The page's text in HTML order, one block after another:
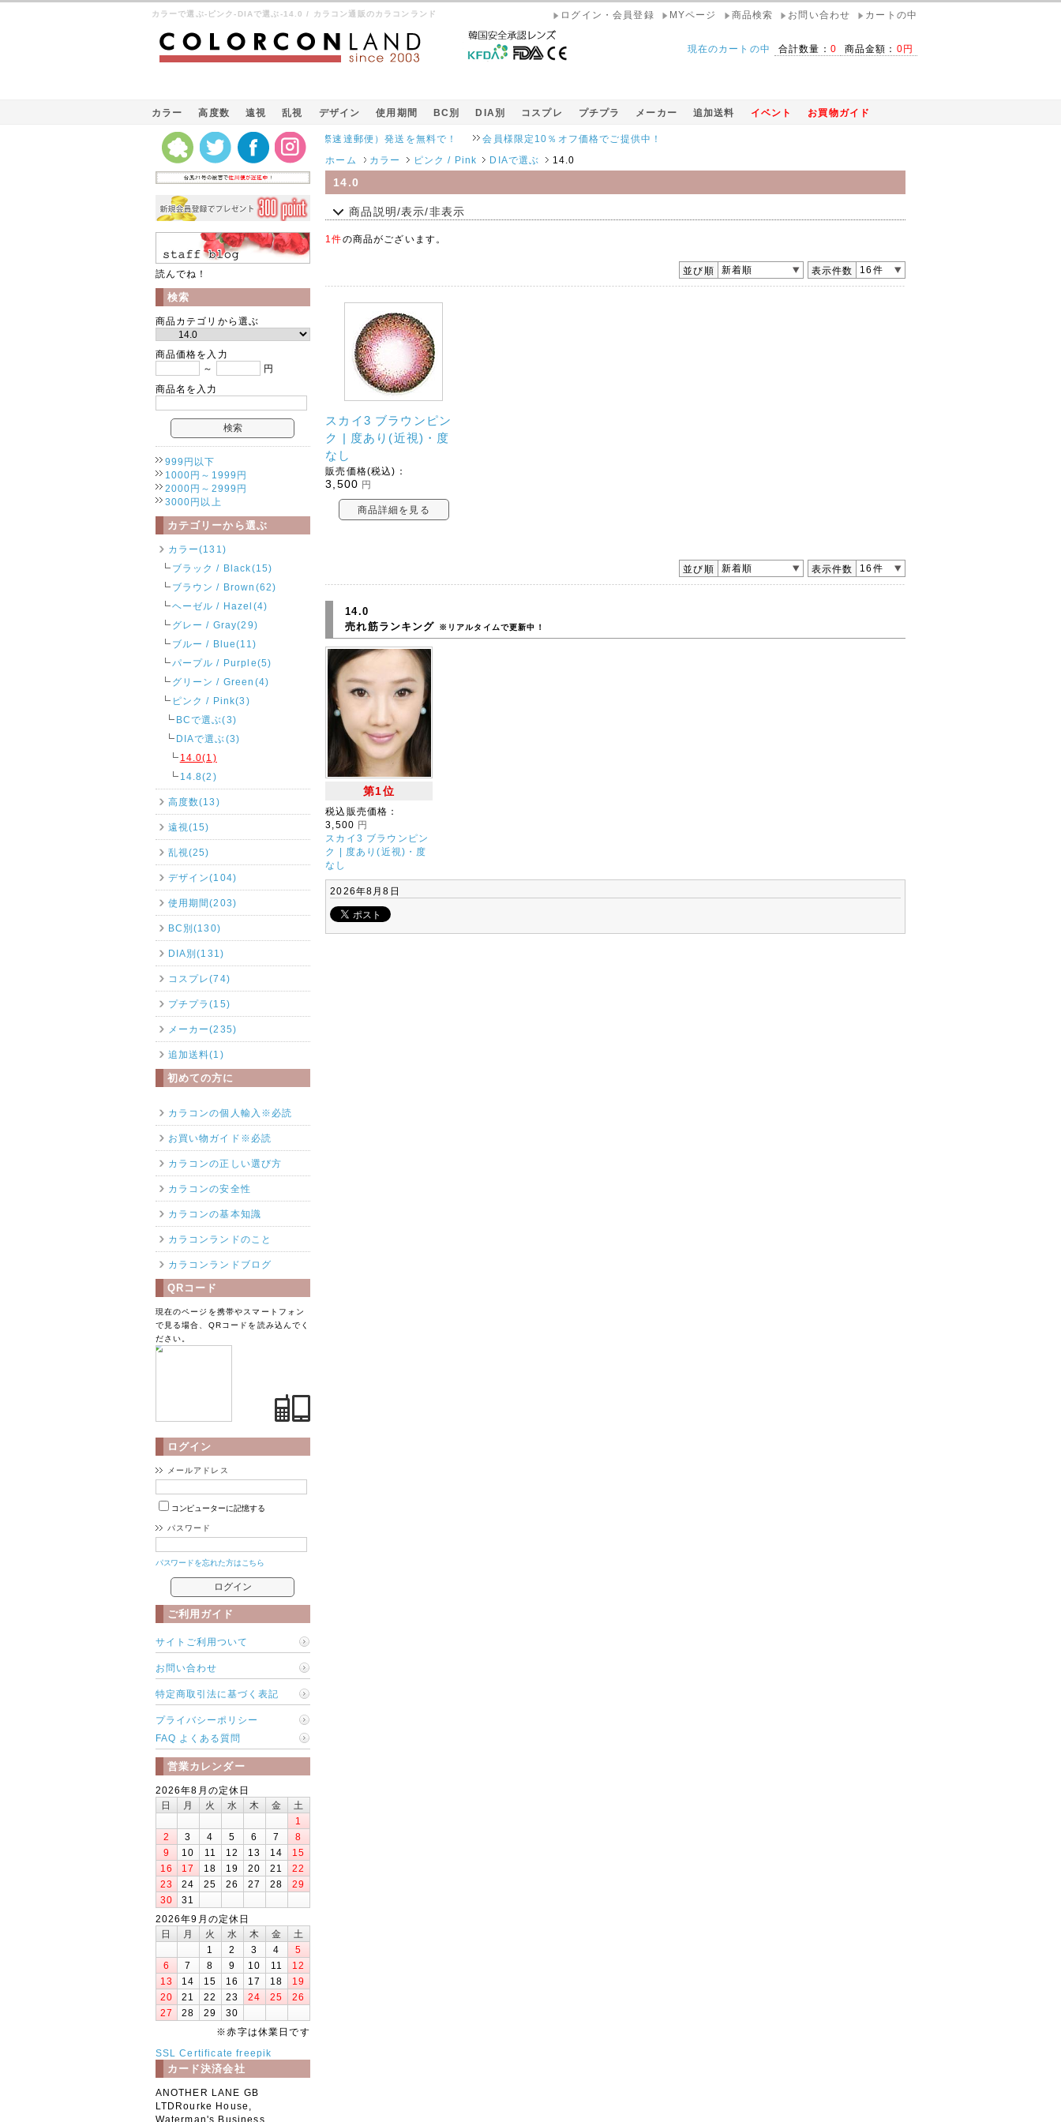
カラーで選ぶ-ピンク-DIAで選ぶ-14.0 / カラコン通販のカラコンランド ログイン・会員登録 MYページ 商品検索 お問い合わせ カートの中
現在のカートの中 合計数量： 0 商品金額： 0円
カラー 高度数 遠視 乱視 デザイン 使用期間 BC別 DIA別 コスプレ プチプラ メーカー 追加送料 イベント お買物ガイド
Kパケット（韓国の国際速達郵便）発送を無料で！ 会員様限定10％オフ価格でご提供中！
ホーム カラー ピンク / Pink DIAで選ぶ 14.0
14.0
商品説明/表示/非表示
1件の商品がございます。
並び順 新着順 表示件数 16件
スカイ3 ブラウンピン
ク | 度あり(近視)・度
なし
販売価格(税込)：
3,500 円
商品詳細を見る
並び順 新着順 表示件数 16件
14.0
売れ筋ランキング
※リアルタイムで更新中！
第1位
税込販売価格：
3,500 円
スカイ3 ブラウンピン
ク | 度あり(近視)・度
なし
2026年8月8日
読んでね！
検索
商品カテゴリから選ぶ
商品価格を入力
～
円
商品名を入力
999円以下
1000円～1999円
2000円～2999円
3000円以上
カテゴリーから選ぶ
カラー(131)
ブラック / Black(15)
ブラウン / Brown(62)
ヘーゼル / Hazel(4)
グレー / Gray(29)
ブルー / Blue(11)
パープル / Purple(5)
グリーン / Green(4)
ピンク / Pink(3)
BCで選ぶ(3)
DIAで選ぶ(3)
14.0(1)
14.8(2)
高度数(13)
遠視(15)
乱視(25)
デザイン(104)
使用期間(203)
BC別(130)
DIA別(131)
コスプレ(74)
プチプラ(15)
メーカー(235)
追加送料(1)
初めての方に
カラコンの個人輸入※必読
お買い物ガイド※必読
カラコンの正しい選び方
カラコンの安全性
カラコンの基本知識
カラコンランドのこと
カラコンランドブログ
QRコード
現在のページを携帯やスマートフォン
で見る場合、QRコードを読み込んでく
ださい。
ログイン
メールアドレス
コンピューターに記憶する
パスワード
パスワードを忘れた方はこちら
ご利用ガイド
サイトご利用ついて
お問い合わせ
特定商取引法に基づく表記
プライバシーポリシー
FAQ よくある質問
営業カレンダー
2026年8月の定休日
日
月 火 水 木 金
土
1
2
3 4 5 6 7
8
9
10 11 12 13 14
15
16
17 18 19 20 21
22
23
24 25 26 27 28
29
30
31
2026年9月の定休日
日
月 火 水 木 金
土
1
2 3 4
5
6
7 8 9 10 11
12
13
14 15 16 17 18
19
20
21 22 23 24 25
26
27
28 29
30
※赤字は休業日です
SSL Certificate freepik
カード決済会社
ANOTHER LANE GB
LTDRourke House,
Waterman's Business